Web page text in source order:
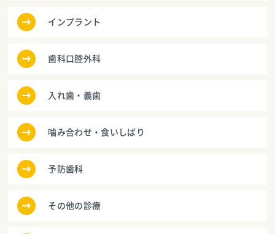
インプラント
歯科口腔外科
入れ歯・義歯
噛み合わせ・食いしばり
予防歯科
その他の診療